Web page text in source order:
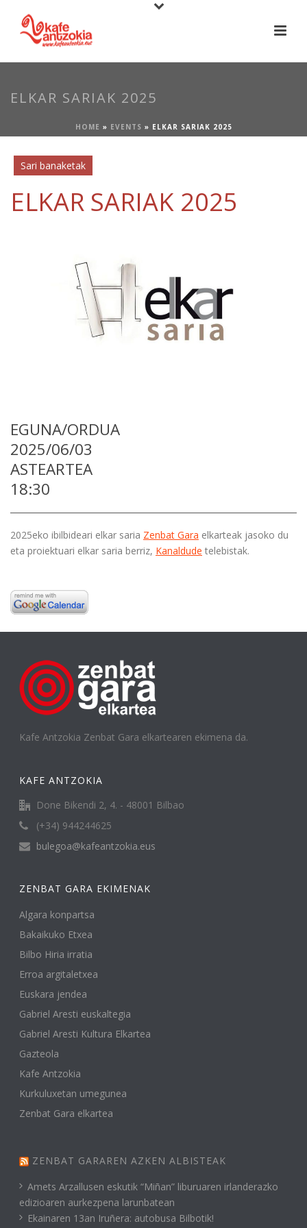
ELKAR SARIAK 2025
HOME » EVENTS » ELKAR SARIAK 2025
Sari banaketak
ELKAR SARIAK 2025
EGUNA/ORDUA
2025/06/03
ASTEARTEA
18:30
2025eko ibilbideari elkar saria Zenbat Gara elkarteak jasoko du
eta proiektuari elkar saria berriz, Kanaldude telebistak.
Kafe Antzokia Zenbat Gara elkartearen ekimena da.
KAFE ANTZOKIA
Done Bikendi 2, 4. - 48001 Bilbao
(+34) 944244625
bulegoa@kafeantzokia.eus
ZENBAT GARA EKIMENAK
Algara konpartsa
Bakaikuko Etxea
Bilbo Hiria irratia
Erroa argitaletxea
Euskara jendea
Gabriel Aresti euskaltegia
Gabriel Aresti Kultura Elkartea
Gazteola
Kafe Antzokia
Kurkuluxetan umegunea
Zenbat Gara elkartea
ZENBAT GARAREN AZKEN ALBISTEAK
Amets Arzallusen eskutik “Miñan” liburuaren irlanderazko
edizioaren aurkezpena larunbatean
Ekainaren 13an Iruñera: autobusa Bilbotik!